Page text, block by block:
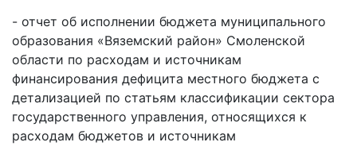
- отчет об исполнении бюджета муниципального
образования «Вяземский район» Смоленской
области по расходам и источникам
финансирования дефицита местного бюджета с
детализацией по статьям классификации сектора
государственного управления, относящихся к
расходам бюджетов и источникам